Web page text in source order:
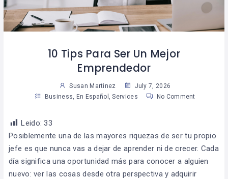
10 Tips Para Ser Un Mejor
Emprendedor
Susan Martinez
July 7, 2026
Business
En Español ,Services No Comment
Leido: 33
Posiblemente una de las mayores riquezas de ser tu propio
jefe es que nunca vas a dejar de aprender ni de crecer. Cada
día significa una oportunidad más para conocer a alguien
nuevo: ver las cosas desde otra perspectiva y adquirir